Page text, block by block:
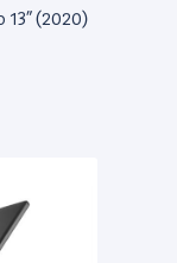
(2020)